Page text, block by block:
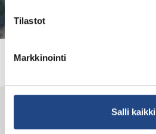
Tilastot
Markkinointi
Salli kaikki
Kapcsolat